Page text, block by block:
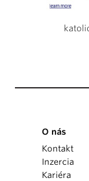
O nás
Kontakt
Inzercia
Kariéra